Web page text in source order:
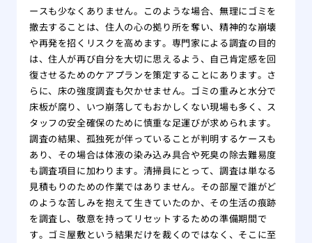
ースも少なくありません。このような場合、無理にゴミを
撤去することは、住人の心の拠り所を奪い、精神的な崩壊
や再発を招くリスクを高めます。専門家による調査の目的
は、住人が再び自分を大切に思えるよう、自己肯定感を回
復させるためのケアプランを策定することにあります。さ
らに、床の強度調査も欠かせません。ゴミの重みと水分で
床板が腐り、いつ崩落してもおかしくない現場も多く、ス
タッフの安全確保のために慎重な足運びが求められます。
調査の結果、孤独死が伴っていることが判明するケースも
あり、その場合は体液の染み込み具合や死臭の除去難易度
も調査項目に加わります。清掃員にとって、調査は単なる
見積もりのための作業ではありません。その部屋で誰がど
のような苦しみを抱えて生きていたのか、その生活の痕跡
を調査し、敬意を持ってリセットするための準備期間で
す。ゴミ屋敷という結果だけを裁くのではなく、そこに至